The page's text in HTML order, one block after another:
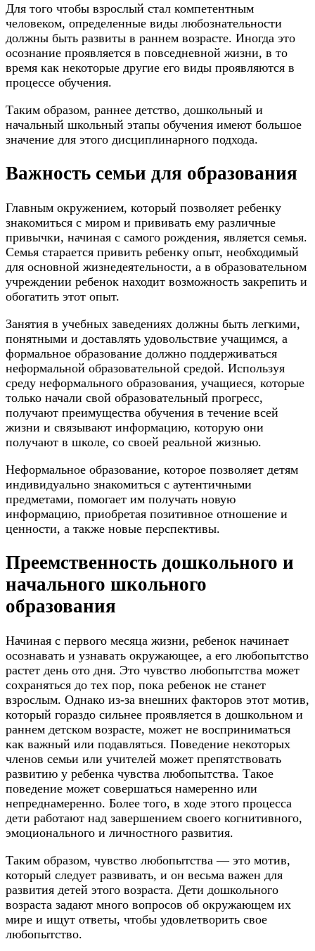
Для того чтобы взрослый стал компетентным
человеком, определенные виды любознательности
должны быть развиты в раннем возрасте. Иногда это
осознание проявляется в повседневной жизни, в то
время как некоторые другие его виды проявляются в
процессе обучения.
Таким образом, раннее детство, дошкольный и
начальный школьный этапы обучения имеют большое
значение для этого дисциплинарного подхода.
Важность семьи для образования
Главным окружением, который позволяет ребенку
знакомиться с миром и прививать ему различные
привычки, начиная с самого рождения, является семья.
Семья старается привить ребенку опыт, необходимый
для основной жизнедеятельности, а в образовательном
учреждении ребенок находит возможность закрепить и
обогатить этот опыт.
Занятия в учебных заведениях должны быть легкими,
понятными и доставлять удовольствие учащимся, а
формальное образование должно поддерживаться
неформальной образовательной средой. Используя
среду неформального образования, учащиеся, которые
только начали свой образовательный прогресс,
получают преимущества обучения в течение всей
жизни и связывают информацию, которую они
получают в школе, со своей реальной жизнью.
Неформальное образование, которое позволяет детям
индивидуально знакомиться с аутентичными
предметами, помогает им получать новую
информацию, приобретая позитивное отношение и
ценности, а также новые перспективы.
Преемственность дошкольного и
начального школьного
образования
Начиная с первого месяца жизни, ребенок начинает
осознавать и узнавать окружающее, а его любопытство
растет день ото дня. Это чувство любопытства может
сохраняться до тех пор, пока ребенок не станет
взрослым. Однако из-за внешних факторов этот мотив,
который гораздо сильнее проявляется в дошкольном и
раннем детском возрасте, может не восприниматься
как важный или подавляться. Поведение некоторых
членов семьи или учителей может препятствовать
развитию у ребенка чувства любопытства. Такое
поведение может совершаться намеренно или
непреднамеренно. Более того, в ходе этого процесса
дети работают над завершением своего когнитивного,
эмоционального и личностного развития.
Таким образом, чувство любопытства — это мотив,
который следует развивать, и он весьма важен для
развития детей этого возраста. Дети дошкольного
возраста задают много вопросов об окружающем их
мире и ищут ответы, чтобы удовлетворить свое
любопытство.